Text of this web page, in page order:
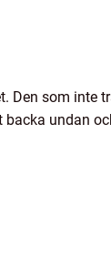
Den som inte
backa undan